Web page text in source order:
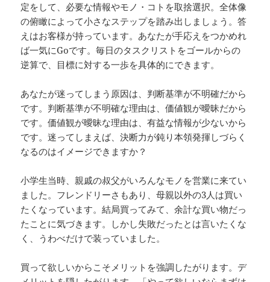
定をして、必要な情報やモノ・コトを取捨選択。全体像
の俯瞰によって小さなステップを踏み出しましょう。答
えはお客様が持っています。あなたが手応えをつかめれ
ば一気にGoです。毎日のタスクリストをゴールからの
逆算で、目標に対する一歩を具体的にできます。
あなたが迷ってしまう原因は、判断基準が不明確だから
です。判断基準が不明確な理由は、価値観が曖昧だから
です。価値観が曖昧な理由は、有益な情報が少ないから
です。迷ってしまえば、決断力が鈍り本領発揮しづらく
なるのはイメージできますか？
小学生当時、親戚の叔父がいろんなモノを営業に来てい
ました。フレンドリーさもあり、母親以外の3人は買い
たくなっています。結局買ってみて、余計な買い物だっ
たことに気づきます。しかし失敗だったとは言いたくな
く、うわべだけで装っていました。
買って欲しいからこそメリットを強調したがります。デ